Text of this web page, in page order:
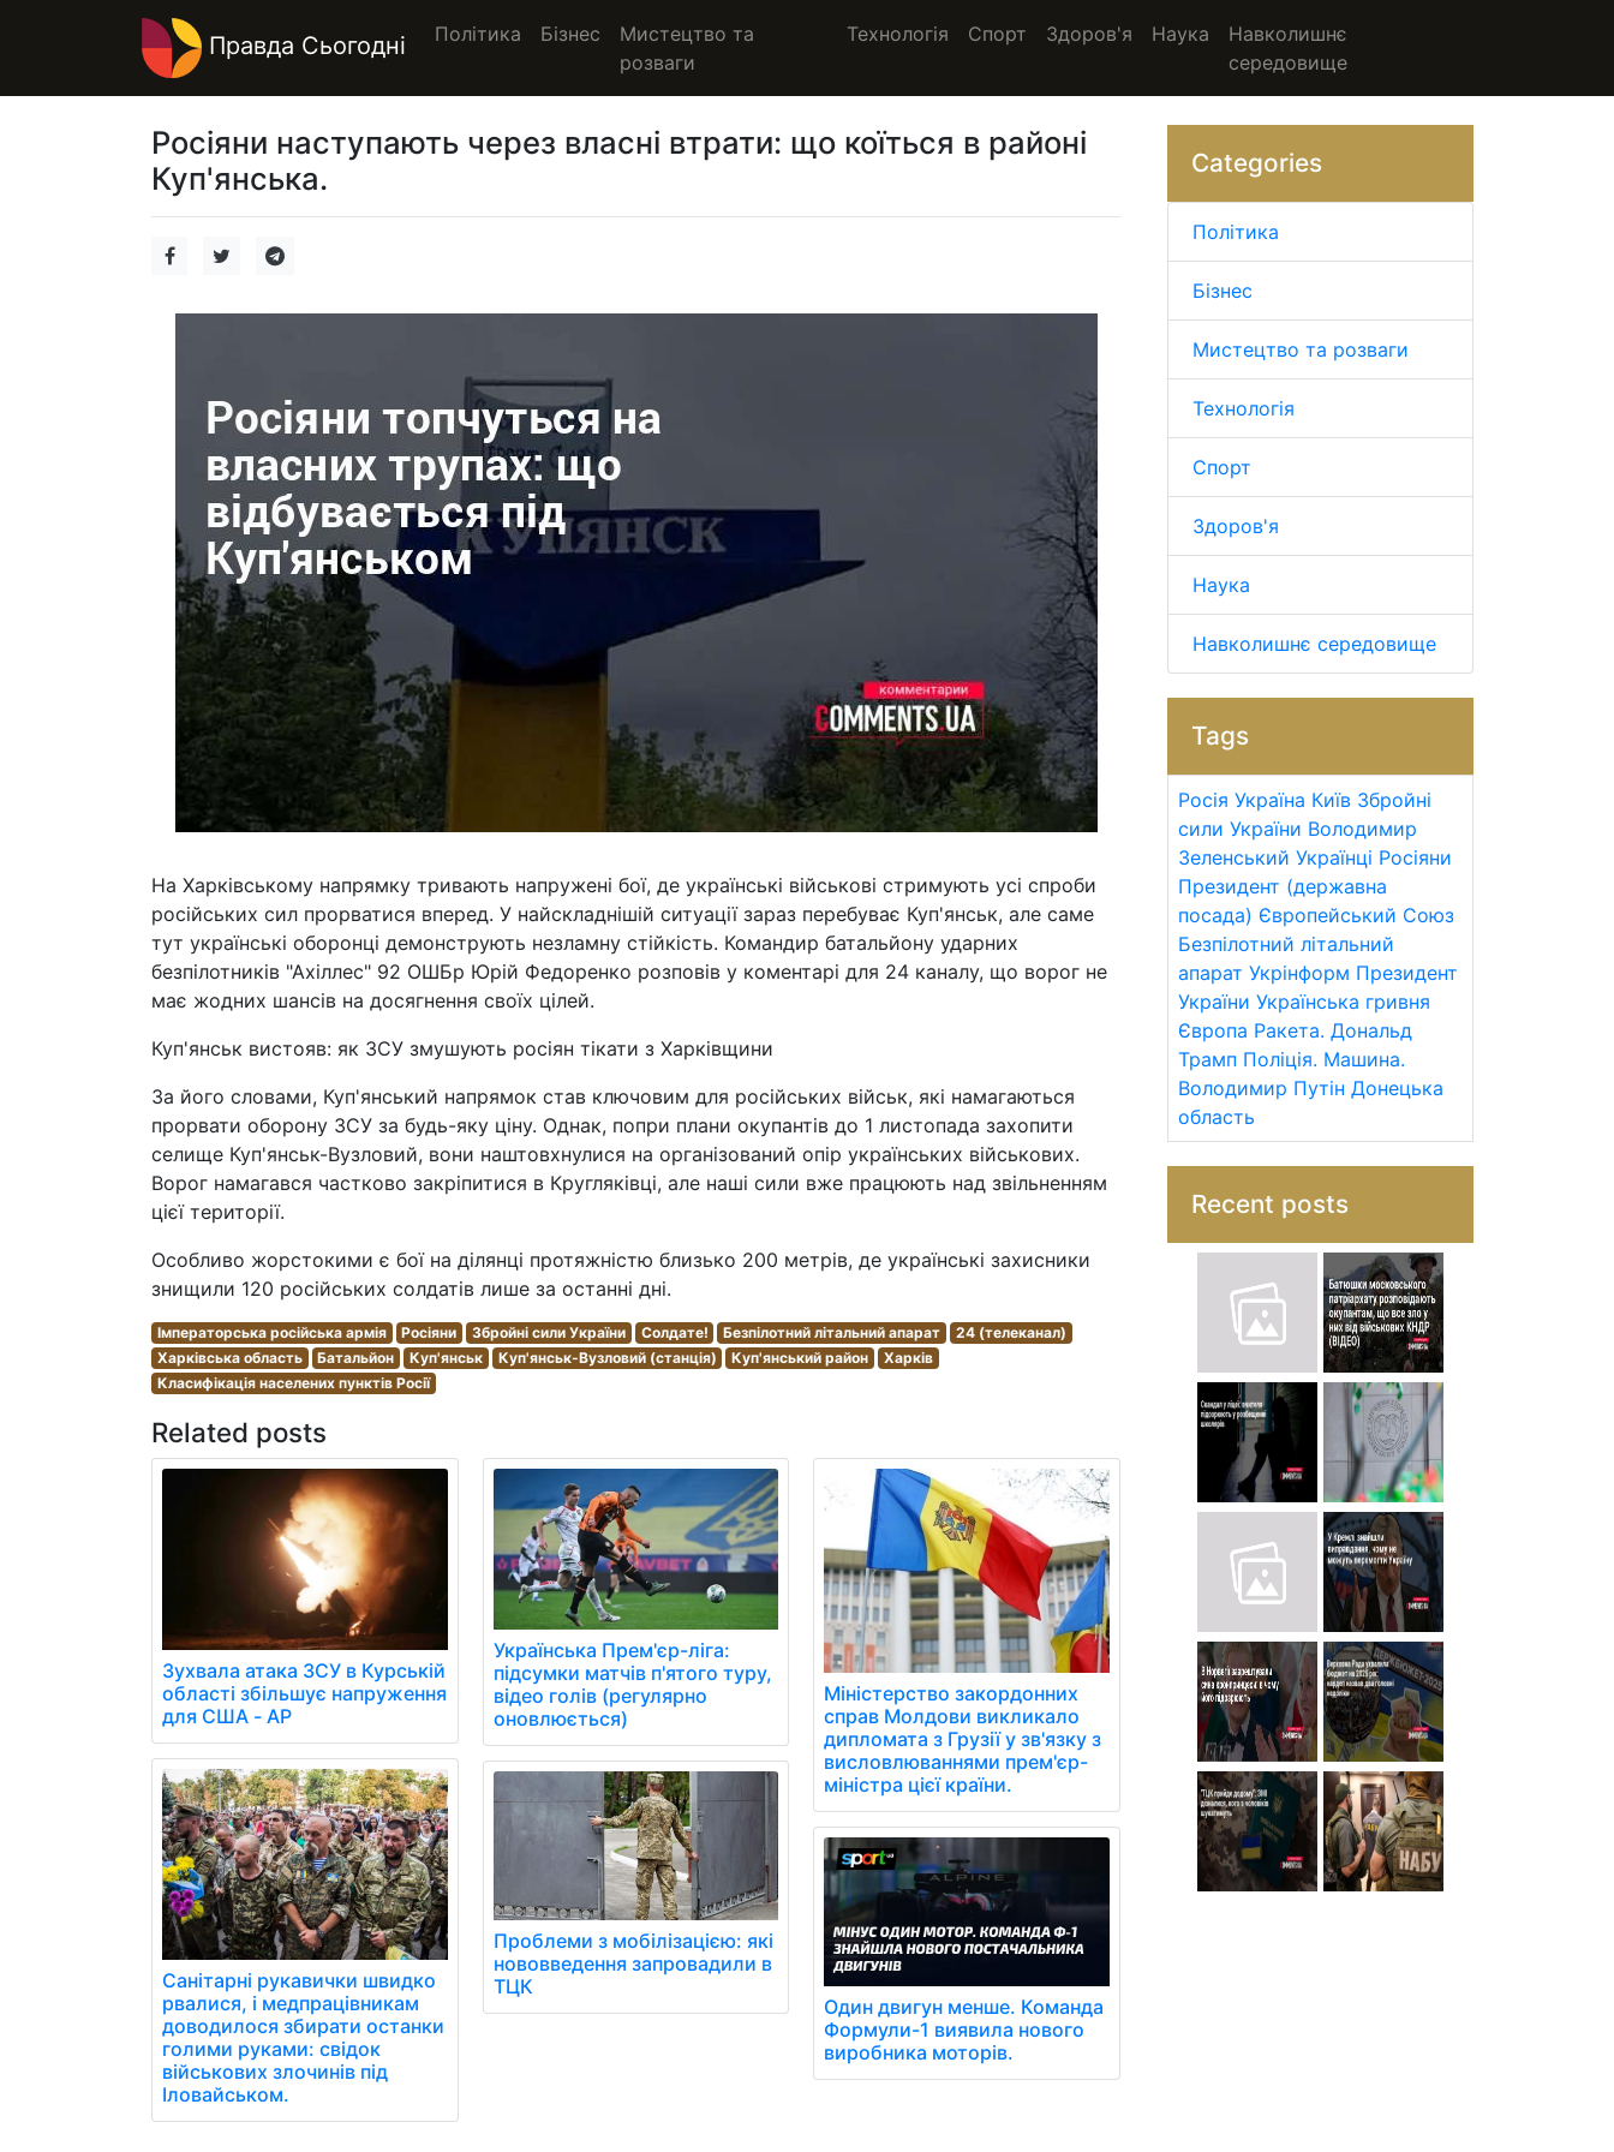
Правда Сьогодні Політика Бізнес
Мистецтво та
розваги
Технологія Спорт Здоров'я Наука
Навколишнє
середовище
Росіяни наступають через власні втрати: що коїться в районі
Куп'янська.
На Харківському напрямку тривають напружені бої, де українські військові стримують усі спроби
російських сил прорватися вперед. У найскладнішій ситуації зараз перебуває Куп'янськ, але саме
тут українські оборонці демонструють незламну стійкість. Командир батальйону ударних
безпілотників "Ахіллес" 92 ОШБр Юрій Федоренко розповів у коментарі для 24 каналу, що ворог не
має жодних шансів на досягнення своїх цілей.
Куп'янськ вистояв: як ЗСУ змушують росіян тікати з Харківщини
За його словами, Куп'янський напрямок став ключовим для російських військ, які намагаються
прорвати оборону ЗСУ за будь-яку ціну. Однак, попри плани окупантів до 1 листопада захопити
селище Куп'янськ-Вузловий, вони наштовхнулися на організований опір українських військових.
Ворог намагався частково закріпитися в Кругляківці, але наші сили вже працюють над звільненням
цієї території.
Особливо жорстокими є бої на ділянці протяжністю близько 200 метрів, де українські захисники
знищили 120 російських солдатів лише за останні дні.
Імператорська російська армія Росіяни Збройні сили України Солдате! Безпілотний літальний апарат
24 (телеканал)
Харківська область
Батальйон Куп'янськ Куп'янськ-Вузловий (станція) Куп'янський район
Харків
Класифікація населених пунктів Росії
Related posts
Зухвала атака ЗСУ в Курській
області збільшує напруження
для США - AP
Санітарні рукавички швидко
рвалися, і медпрацівникам
доводилося збирати останки
голими руками: свідок
військових злочинів під
Іловайськом.
Українська Прем'єр-ліга:
підсумки матчів п'ятого туру,
відео голів (регулярно
оновлюється)
Проблеми з мобілізацією: які
нововведення запровадили в
ТЦК
Міністерство закордонних
справ Молдови викликало
дипломата з Грузії у зв'язку з
висловлюваннями прем'єр-
міністра цієї країни.
Один двигун менше. Команда
Формули-1 виявила нового
виробника моторів.
Categories
Політика
Бізнес
Мистецтво та розваги
Технологія
Спорт
Здоров'я
Наука
Навколишнє середовище
Tags
Росія Україна Київ Збройні
сили України Володимир
Зеленський Українці Росіяни
Президент (державна
посада) Європейський Союз
Безпілотний літальний
апарат Укрінформ Президент
України Українська гривня
Європа Ракета. Дональд
Трамп Поліція. Машина.
Володимир Путін Донецька
область
Recent posts